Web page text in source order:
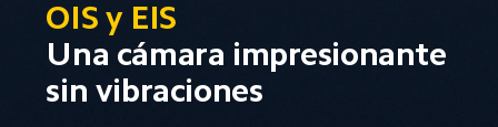
OIS y EIS
Una cámara impresionante
sin vibraciones